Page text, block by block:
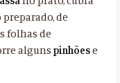
de
folhas de
algunspinhõese